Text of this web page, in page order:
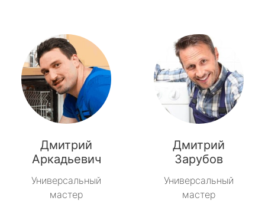
Дмитрий
Аркадьевич
Универсальный
мастер
Дмитрий
Зарубов
Универсальный
мастер